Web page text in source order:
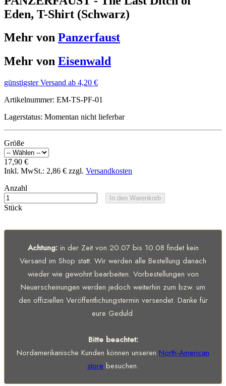
Eden, T-Shirt (Schwarz)
Mehr von Panzerfaust
Mehr von Eisenwald
günstigster Versand ab 4,20 €
Artikelnummer: EM-TS-PF-01
Lagerstatus: Momentan nicht lieferbar
Größe
17,90 €
Inkl. MwSt.: 2,86 € zzgl. Versandkosten
Anzahl
Stück
In den Warenkorb
Achtung:in der Zeit von 20.07 bis 10.08 findet kein
Versand im Shop statt. Wir werden alle Bestellung danach
wieder wie gewohnt bearbeiten. Vorbestellungen von
Neuerscheinungen werden jedoch weiterhin zum bzw. um
den offiziellen Veröffentlichungstermin versendet. Danke für
eure Geduld.
Bitte beachtet:
Nordamerikanische Kunden können unseren North-American
store besuchen.